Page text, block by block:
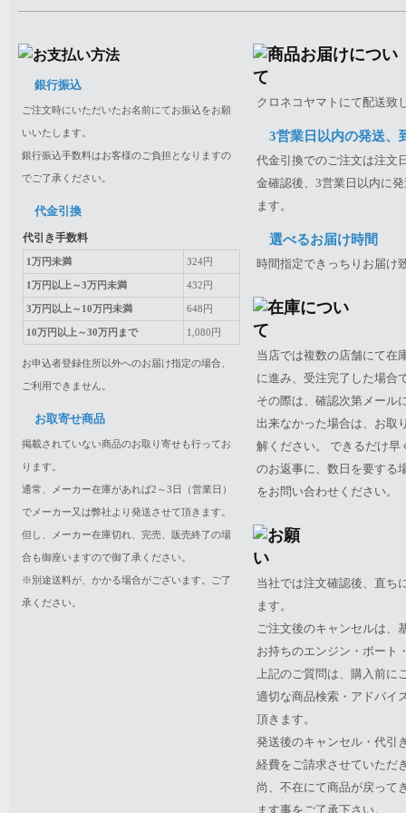
銀行振込
ご注文時にいただいたお名前にてお振込をお願
いいたします。
銀行振込手数料はお客様のご負担となりますの
でご了承ください。
代金引換
代引き手数料
1万円未満 324円
1万円以上～3万円未満 432円
3万円以上～10万円未満 648円
10万円以上～30万円まで 1,080円
お申込者登録住所以外へのお届け指定の場合、
ご利用できません。
お取寄せ商品
掲載されていない商品のお取り寄せも行ってお
ります。
通常、メーカー在庫があれば2～3日（営業日）
でメーカー又は弊社より発送させて頂きます。
但し、メーカー在庫切れ、完売、販売終了の場
合も御座いますので御了承ください。
※別途送料が、かかる場合がございます。ご了
承ください。
クロネコヤマトにて配送致
3営業日以内の発送、
代金引換でのご注文は注文
金確認後、3営業日以内に
ます。
選べるお届け時間
時間指定できっちりお届け
当店では複数の店舗にて在
に進み、受注完了した場合
その際は、確認次第メール
出来なかった場合は、お取
解ください。 できるだけ
のお返事に、数日を要する
をお問い合わせください。
当社では注文確認後、直ち
ます。
ご注文後のキャンセルは、
お持ちのエンジン・ボート
上記のご質問は、購入前に
適切な商品検索・アドバイ
頂きます。
発送後のキャンセル・代引
経費をご請求させていただ
尚、不在にて商品が戻って
ます事をご了承下さい。